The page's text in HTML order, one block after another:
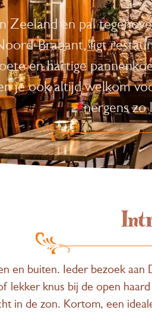
Zeeland en pal
Brabant, ligt
en hartige
je ook altijd welkom
nergens zo
en buiten. Ieder bezoek
lekker knus bij de open
in de zon. Kortom, een